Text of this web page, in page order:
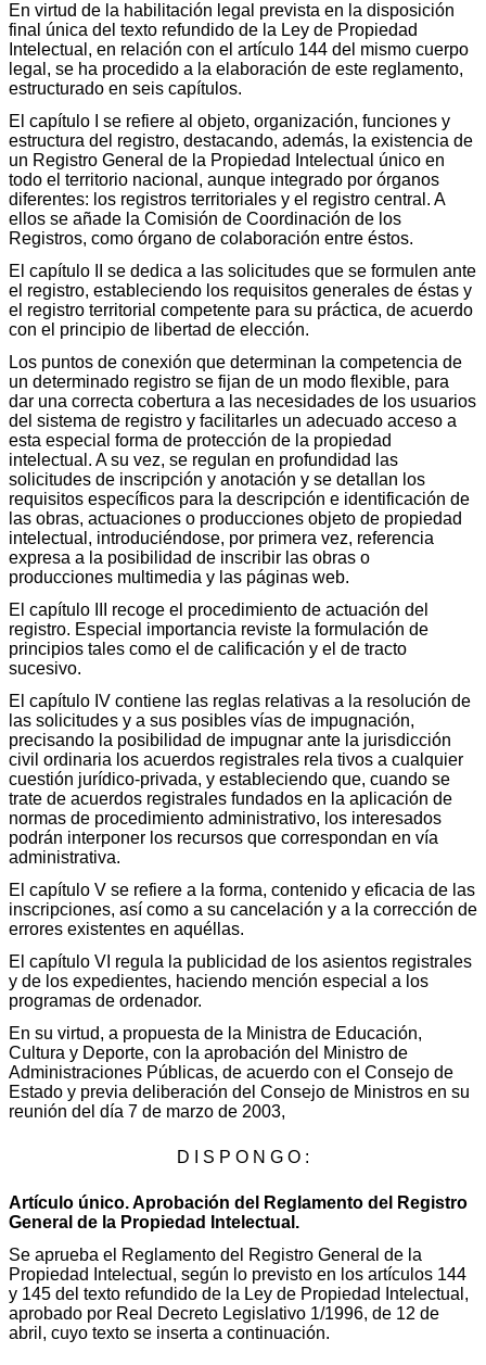
En virtud de la habilitación legal prevista en la disposición
final única del texto refundido de la Ley de Propiedad
Intelectual, en relación con el artículo 144 del mismo cuerpo
legal, se ha procedido a la elaboración de este reglamento,
estructurado en seis capítulos.
El capítulo I se refiere al objeto, organización, funciones y
estructura del registro, destacando, además, la existencia de
un Registro General de la Propiedad Intelectual único en
todo el territorio nacional, aunque integrado por órganos
diferentes: los registros territoriales y el registro central. A
ellos se añade la Comisión de Coordinación de los
Registros, como órgano de colaboración entre éstos.
El capítulo II se dedica a las solicitudes que se formulen ante
el registro, estableciendo los requisitos generales de éstas y
el registro territorial competente para su práctica, de acuerdo
con el principio de libertad de elección.
Los puntos de conexión que determinan la competencia de
un determinado registro se fijan de un modo flexible, para
dar una correcta cobertura a las necesidades de los usuarios
del sistema de registro y facilitarles un adecuado acceso a
esta especial forma de protección de la propiedad
intelectual. A su vez, se regulan en profundidad las
solicitudes de inscripción y anotación y se detallan los
requisitos específicos para la descripción e identificación de
las obras, actuaciones o producciones objeto de propiedad
intelectual, introduciéndose, por primera vez, referencia
expresa a la posibilidad de inscribir las obras o
producciones multimedia y las páginas web.
El capítulo III recoge el procedimiento de actuación del
registro. Especial importancia reviste la formulación de
principios tales como el de calificación y el de tracto
sucesivo.
El capítulo IV contiene las reglas relativas a la resolución de
las solicitudes y a sus posibles vías de impugnación,
precisando la posibilidad de impugnar ante la jurisdicción
civil ordinaria los acuerdos registrales rela tivos a cualquier
cuestión jurídico-privada, y estableciendo que, cuando se
trate de acuerdos registrales fundados en la aplicación de
normas de procedimiento administrativo, los interesados
podrán interponer los recursos que correspondan en vía
administrativa.
El capítulo V se refiere a la forma, contenido y eficacia de las
inscripciones, así como a su cancelación y a la corrección de
errores existentes en aquéllas.
El capítulo VI regula la publicidad de los asientos registrales
y de los expedientes, haciendo mención especial a los
programas de ordenador.
En su virtud, a propuesta de la Ministra de Educación,
Cultura y Deporte, con la aprobación del Ministro de
Administraciones Públicas, de acuerdo con el Consejo de
Estado y previa deliberación del Consejo de Ministros en su
reunión del día 7 de marzo de 2003,
D I S P O N G O :
Artículo único. Aprobación del Reglamento del Registro
General de la Propiedad Intelectual.
Se aprueba el Reglamento del Registro General de la
Propiedad Intelectual, según lo previsto en los artículos 144
y 145 del texto refundido de la Ley de Propiedad Intelectual,
aprobado por Real Decreto Legislativo 1/1996, de 12 de
abril, cuyo texto se inserta a continuación.